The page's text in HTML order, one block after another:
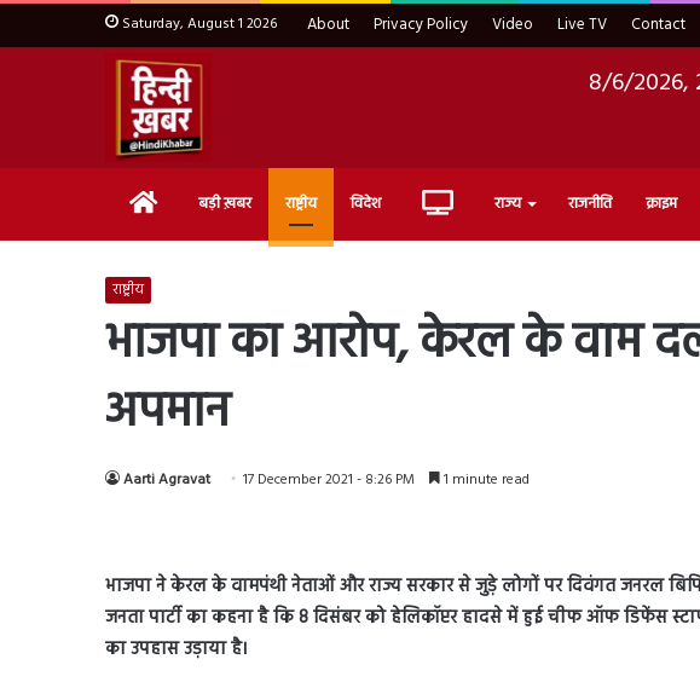
Saturday, August 1 2026 About Privacy Policy Video Live TV Contact
8/6/2026,
Home बड़ी ख़बर राष्ट्रीय विदेश Live राज्य राजनीति क्राइम
राष्ट्रीय
भाजपा का आरोप, केरल के वाम
अपमान
Aarti Agravat 17 December 2021 - 8:26 PM 1 minute read
भाजपा ने केरल के वामपंथी नेताओं और राज्य सरकार से जुड़े लोगों पर दिवंगत जनरल
जनता पार्टी का कहना है कि 8 दिसंबर को हेलिकॉप्टर हादसे में हुई चीफ ऑफ डिफेंस
का उपहास उड़ाया है।